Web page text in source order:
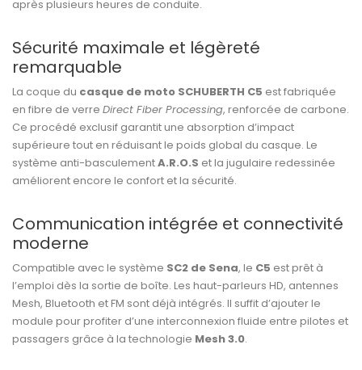
après plusieurs heures de conduite.
Sécurité maximale et légèreté
remarquable
La coque du casque de moto SCHUBERTH C5 est fabriquée
en fibre de verre Direct Fiber Processing, renforcée de carbone.
Ce procédé exclusif garantit une absorption d’impact
supérieure tout en réduisant le poids global du casque. Le
système anti-basculementA.R.O.S et la jugulaire redessinée
améliorent encore le confort et la sécurité.
Communication intégrée et connectivité
moderne
Compatible avec le système SC2 de Sena, le C5 est prêt à
l’emploi dès la sortie de boîte. Les haut-parleurs HD, antennes
Mesh, Bluetooth et FM sont déjà intégrés. Il suffit d’ajouter le
module pour profiter d’une interconnexion fluide entre pilotes et
passagers grâce à la technologie Mesh 3.0.